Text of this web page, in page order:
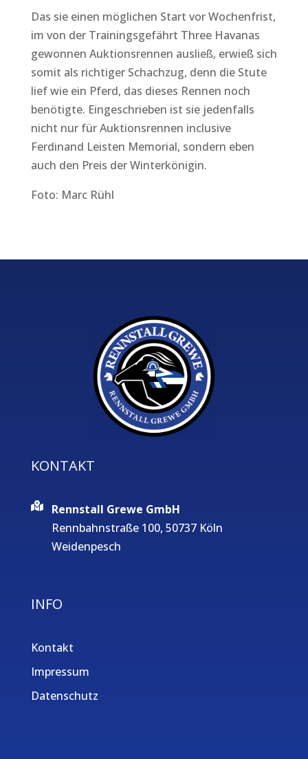
Das sie einen möglichen Start vor Wochenfrist,
im von der Trainingsgefährt Three Havanas
gewonnen Auktionsrennen ausließ, erwieß sich
somit als richtiger Schachzug, denn die Stute
lief wie ein Pferd, das dieses Rennen noch
benötigte. Eingeschrieben ist sie jedenfalls
nicht nur für Auktionsrennen inclusive
Ferdinand Leisten Memorial, sondern eben
auch den Preis der Winterkönigin.
Foto: Marc Rühl
KONTAKT
Rennstall Grewe GmbH
Rennbahnstraße 100, 50737 Köln
Weidenpesch
INFO
Kontakt
Impressum
Datenschutz